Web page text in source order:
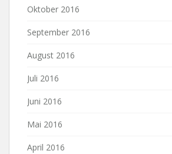
Oktober 2016
September 2016
August 2016
Juli 2016
Juni 2016
Mai 2016
April 2016